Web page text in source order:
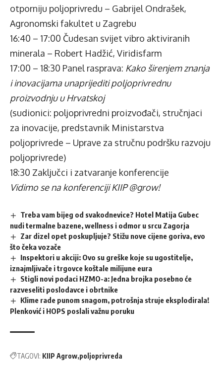
otporniju poljoprivredu – Gabrijel Ondrašek,
Agronomski fakultet u Zagrebu
16:40 – 17:00 Čudesan svijet vibro aktiviranih
minerala – Robert Hadžić, Viridisfarm
17:00 – 18:30 Panel rasprava: Kako širenjem znanja
i inovacijama unaprijediti poljoprivrednu
proizvodnju u Hrvatskoj
(sudionici: poljoprivredni proizvođači, stručnjaci
za inovacije, predstavnik Ministarstva
poljoprivrede – Uprave za stručnu podršku razvoju
poljoprivrede)
18:30 Zaključci i zatvaranje konferencije
Vidimo se na konferenciji KIIP @grow!
Treba vam bijeg od svakodnevice? Hotel Matija Gubec
nudi termalne bazene, wellness i odmor u srcu Zagorja
Zar dizel opet poskupljuje? Stižu nove cijene goriva, evo
što čeka vozače
Inspektori u akciji: Ovo su greške koje su ugostitelje,
iznajmljivače i trgovce koštale milijune eura
Stigli novi podaci HZMO-a: Jedna brojka posebno će
razveseliti poslodavce i obrtnike
Klime rade punom snagom, potrošnja struje eksplodirala!
Plenković i HOPS poslali važnu poruku
TAGOVI: KIIP Agrow poljoprivreda